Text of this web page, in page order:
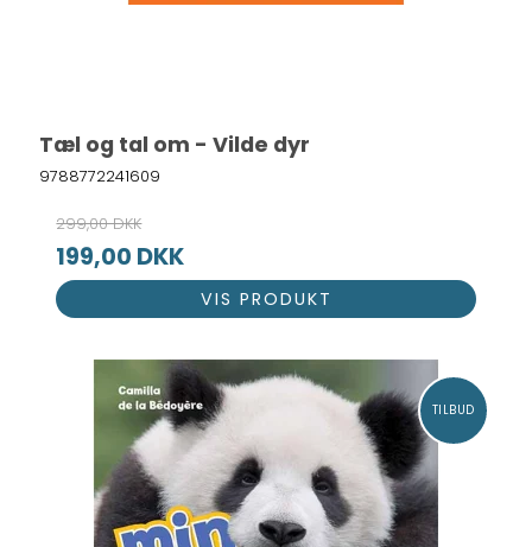
Tæl og tal om - Vilde dyr
9788772241609
299,00 DKK
199,00 DKK
VIS PRODUKT
TILBUD